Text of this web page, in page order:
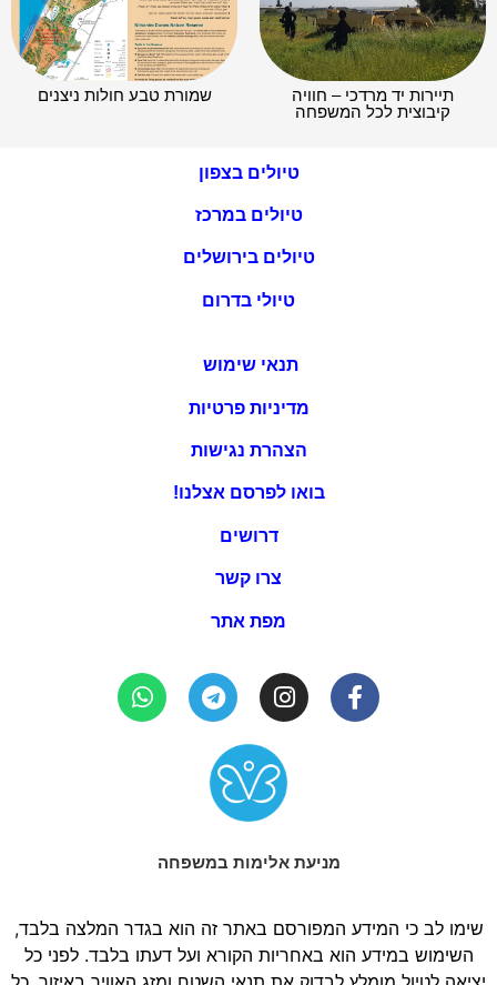
תיירות יד מרדכי – חוויה
קיבוצית לכל המשפחה
שמורת טבע חולות ניצנים
טיולים בצפון
טיולים במרכז
טיולים בירושלים
טיולי בדרום
תנאי שימוש
מדיניות פרטיות
הצהרת נגישות
בואו לפרסם אצלנו!
דרושים
צרו קשר
מפת אתר
מניעת אלימות במשפחה
שימו לב כי המידע המפורסם באתר זה הוא בגדר המלצה בלבד,
השימוש במידע הוא באחריות הקורא ועל דעתו בלבד. לפני כל